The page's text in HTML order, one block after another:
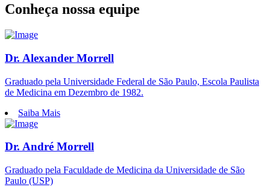
Conheça nossa equipe
Dr. Alexander Morrell
Graduado pela Universidade Federal de São Paulo, Escola Paulista
de Medicina em Dezembro de 1982.
Saiba Mais
Dr. André Morrell
Graduado pela Faculdade de Medicina da Universidade de São
Paulo (USP)